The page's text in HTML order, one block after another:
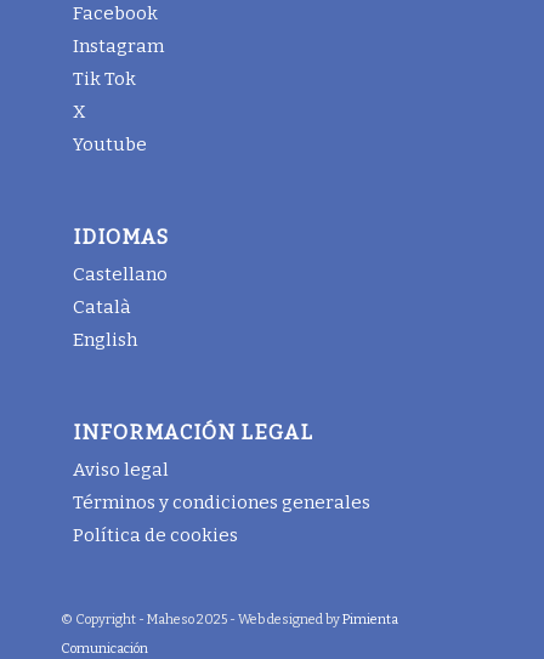
Facebook
Instagram
Tik Tok
X
Youtube
IDIOMAS
Castellano
Català
English
INFORMACIÓN LEGAL
Aviso legal
Términos y condiciones generales
Política de cookies
© Copyright - Maheso 2025 - Web designed byPimienta
Comunicación